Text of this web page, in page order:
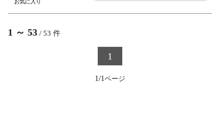
1 ～ 53 / 53 件
1
1/1